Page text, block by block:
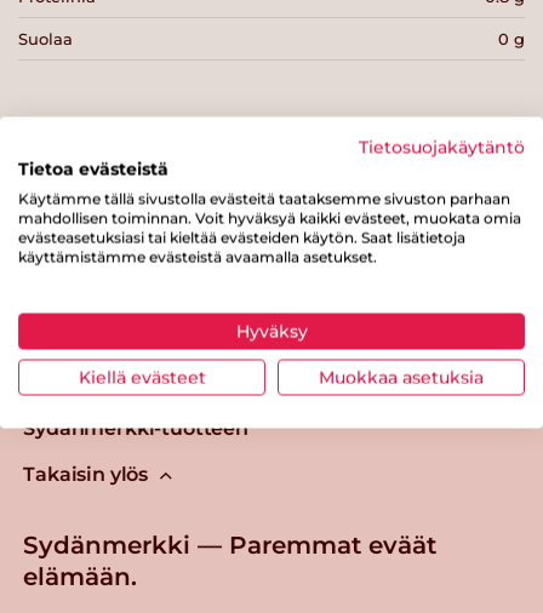
Suolaa 0 g
Tulosta sivu
Tästä merkistä tunnistat
Sydänmerkki-tuotteen
Takaisin ylös
Sydänmerkki — Paremmat eväät
elämään.
Tietosuojakäytäntö
Tietoa evästeistä
Käytämme tällä sivustolla evästeitä taataksemme sivuston parhaan
mahdollisen toiminnan. Voit hyväksyä kaikki evästeet, muokata omia
evästeasetuksiasi tai kieltää evästeiden käytön. Saat lisätietoja
käyttämistämme evästeistä avaamalla asetukset.
Hyväksy
Kiellä evästeet Muokkaa asetuksia